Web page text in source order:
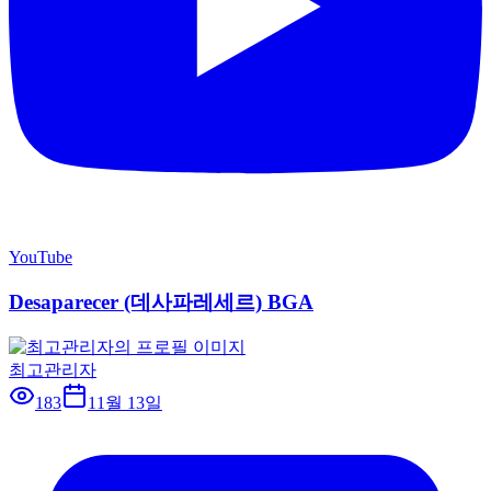
YouTube
Desaparecer (데사파레세르) BGA
최고관리자
183
11월 13일